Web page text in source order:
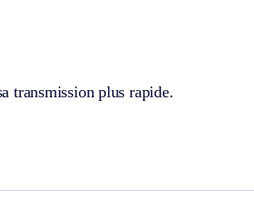
transmission plus rapide.